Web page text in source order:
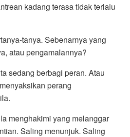
kadang terasa tidak terlalu
tanya. Sebenarnya yang
atau pengamalannya?
sedang berbagi peran. Atau
perang
menghakimi yang melanggar
Saling menunjuk. Saling